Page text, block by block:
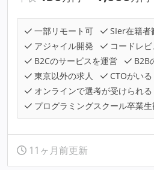
一部リモート可
SIer在籍者
アジャイル開発
コードレ
B2Cのサービスを運営
B2B
東京以外の求人
CTOがいる
オンラインで選考が受けられる
プログラミングスクール卒業生
11ヶ月前更新